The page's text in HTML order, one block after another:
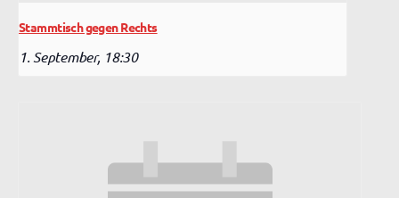
Stammtisch gegen Rechts
1. September, 18:30